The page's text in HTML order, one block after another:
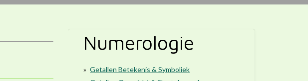
Numerologie
Getallen Betekenis & Symboliek